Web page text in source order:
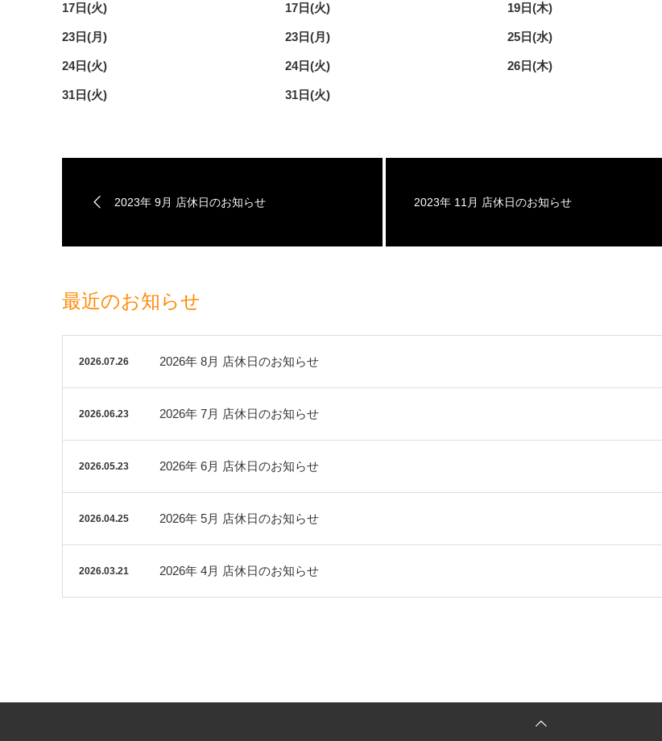
17 日(火)
23日(月)
24日(火)
31日(火)
17日(火)
23日(月)
24日(火)
31日(火)
19日(木)
25日(水)
26日(木)
2023年 9月 店休日のお知らせ 2023年 11月 店休日のお知らせ
最近のお知らせ
2026.07.26 2026年 8月 店休日のお知らせ
2026.06.23 2026年 7月 店休日のお知らせ
2026.05.23 2026年 6月 店休日のお知らせ
2026.04.25 2026年 5月 店休日のお知らせ
2026.03.21 2026年 4月 店休日のお知らせ